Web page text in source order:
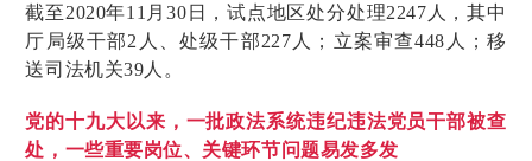
截至2020年11月30日，试点地区处分处理2247人，其中
厅局级干部2人、处级干部227人；立案审查448人；移
送司法机关39人。
党的十九大以来，一批政法系统违纪违法党员干部被查
处，一些重要岗位、关键环节问题易发多发